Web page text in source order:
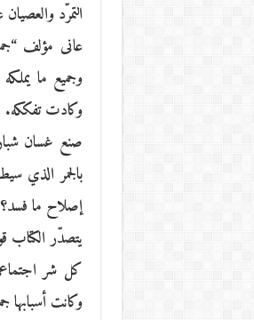
التمرّد
عانى مؤلف
وجميع ما
وكادت تفككه.
صنع غسان
بالجمر الذي
إصلاح ما فسد؟
يتصدّر الكتاب
كل شر
وكانت أسبابها